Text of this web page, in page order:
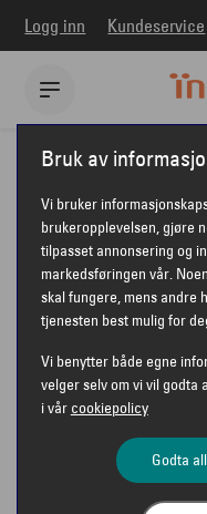
Logg inn Kundeservice
Interoptik Briller
SEEN
Bruk av
Vi bruker
brukeropplevelsen, gjøre
tilpasset annonsering og
markedsføringen vår.
skal fungere, mens andre
tjenesten best mulig for
Vi benytter både egne
velger selv om vi vil godta
i vår cookiepolicy
Godta